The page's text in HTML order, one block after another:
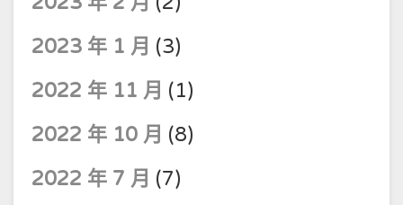
2023 年 1 月 (3)
2022 年 11 月 (1)
2022 年 10 月 (8)
2022 年 7 月 (7)